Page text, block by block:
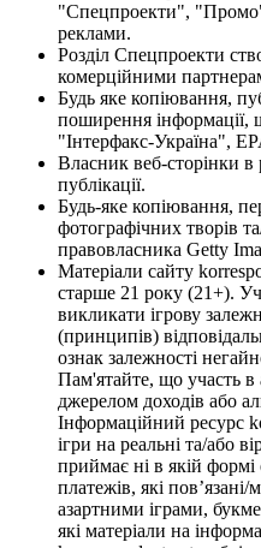
"Спецпроекти",
реклами.
Розділ Спецпроекти
комерційними
Будь яке копіювання,
поширення інформації,
"Інтерфакс-Україна",
Власник веб-сторінки в
публікації.
Будь-яке копіювання,
фотографічних творів
правовласника Getty
Матеріали сайту
старше 21 року (21+).
викликати ігрову
(принципів)
ознак залежності
Пам'ятайте, що участь в
джерелом доходів або
Інформаційний ресурс
ігри на реальні та/або
приймає ні в якій
платежів, які
азартними іграми,
які матеріали на